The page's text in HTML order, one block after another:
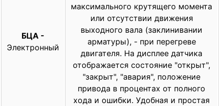
БЦА -
Электронный
максимального крутящего момента
или отсутствии движения
выходного вала (заклинивании
арматуры), - при перегреве
двигателя. На дисплее датчика
отображается состояние "открыт",
"закрыт", "авария", положение
привода в процентах от полного
хода и ошибки. Удобная и простая